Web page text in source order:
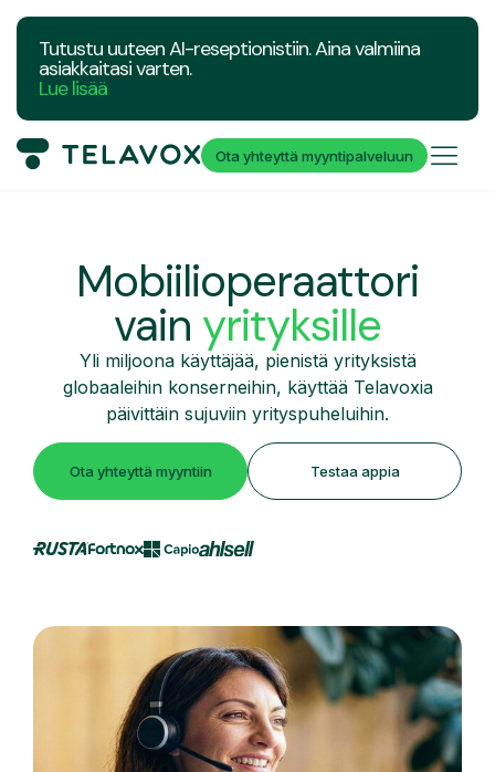
Tutustu uuteen AI-reseptionistiin. Aina valmiina
asiakkaitasi varten.
Lue lisää
Ota yhteyttä myyntipalveluun
Mobiilioperaattori
vain yrityksille
Yli miljoona käyttäjää, pienistä yrityksistä
globaaleihin konserneihin, käyttää Telavoxia
päivittäin sujuviin yrityspuheluihin.
Ota yhteyttä myyntiin Testaa appia